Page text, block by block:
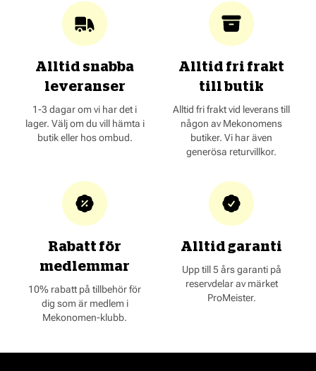
Alltid snabba
leveranser
1-3 dagar om vi har det i
lager. Välj om du vill hämta i
butik eller hos ombud.
Alltid fri frakt
till butik
Alltid fri frakt vid leverans till
någon av Mekonomens
butiker. Vi har även
generösa returvillkor.
Rabatt för
medlemmar
10% rabatt på tillbehör för
dig som är medlem i
Mekonomen-klubb.
Alltid garanti
Upp till 5 års garanti på
reservdelar av märket
ProMeister.